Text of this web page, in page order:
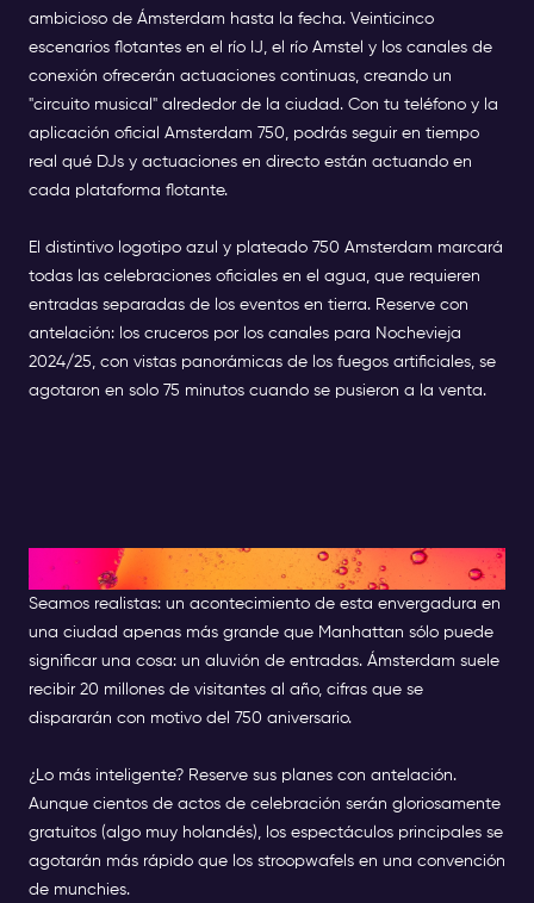
ambicioso de Ámsterdam hasta la fecha. Veinticinco
escenarios flotantes en el río IJ, el río Amstel y los canales de
conexión ofrecerán actuaciones continuas, creando un
"circuito musical" alrededor de la ciudad. Con tu teléfono y la
aplicación oficial Amsterdam 750, podrás seguir en tiempo
real qué DJs y actuaciones en directo están actuando en
cada plataforma flotante.
El distintivo logotipo azul y plateado 750 Amsterdam marcará
todas las celebraciones oficiales en el agua, que requieren
entradas separadas de los eventos en tierra. Reserve con
antelación: los cruceros por los canales para Nochevieja
2024/25, con vistas panorámicas de los fuegos artificiales, se
agotaron en solo 75 minutos cuando se pusieron a la venta.
Consiga su plaza
Seamos realistas: un acontecimiento de esta envergadura en
una ciudad apenas más grande que Manhattan sólo puede
significar una cosa: un aluvión de entradas. Ámsterdam suele
recibir 20 millones de visitantes al año, cifras que se
dispararán con motivo del 750 aniversario.
¿Lo más inteligente? Reserve sus planes con antelación.
Aunque cientos de actos de celebración serán gloriosamente
gratuitos (algo muy holandés), los espectáculos principales se
agotarán más rápido que los stroopwafels en una convención
de munchies.